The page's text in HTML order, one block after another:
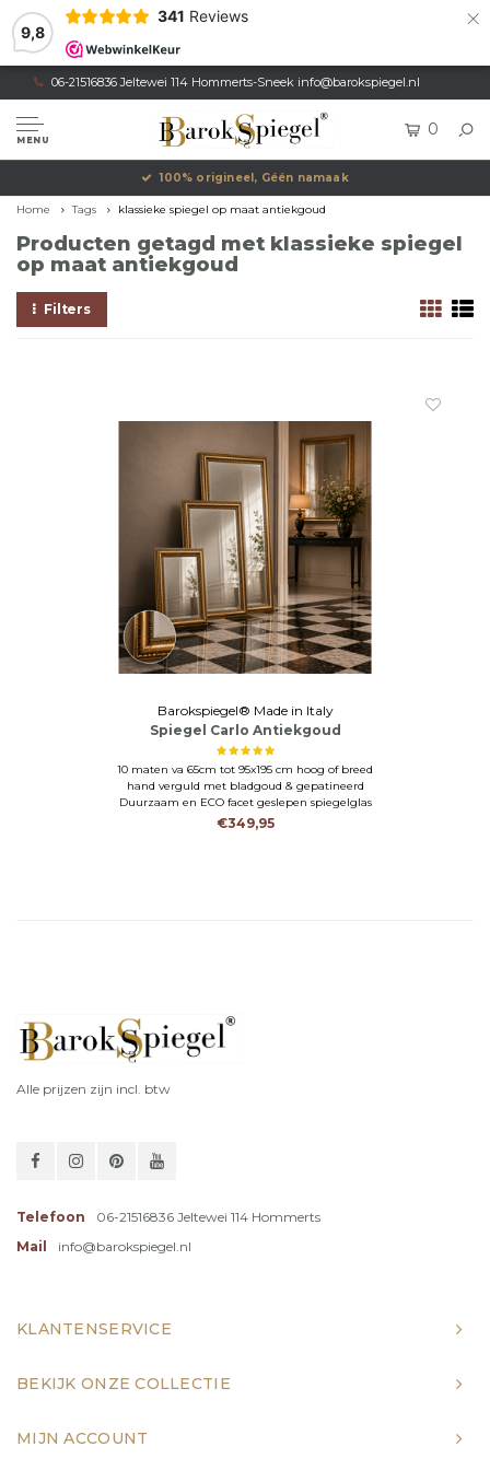
9,8
341 Reviews ×
06-21516836 Jeltewei 114 Hommerts-Sneek info@barokspiegel.nl
MENU
0
100% origineel, Géén namaak
Home Tags klassieke spiegel op maat antiekgoud
Producten getagd met klassieke spiegel
op maat antiekgoud
Filters
Barokspiegel® Made in Italy
Spiegel Carlo Antiekgoud
10 maten va 65cm tot 95x195 cm hoog of breed
hand verguld met bladgoud & gepatineerd
Duurzaam en ECO facet geslepen spiegelglas
€349,95
Alle prijzen zijn incl. btw
Telefoon
06-21516836 Jeltewei 114 Hommerts
Mail
info@barokspiegel.nl
KLANTENSERVICE
BEKIJK ONZE COLLECTIE
MIJN ACCOUNT